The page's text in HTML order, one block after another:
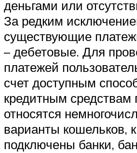
деньгами или
За редким
существующие
– дебетовые. Для
платежей
счет доступным
кредитным средствам
относятся
варианты кошельков,
подключены банки,